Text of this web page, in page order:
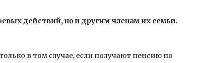
действий, но и другим членам их семьи.
в том случае, если получают пенсию по